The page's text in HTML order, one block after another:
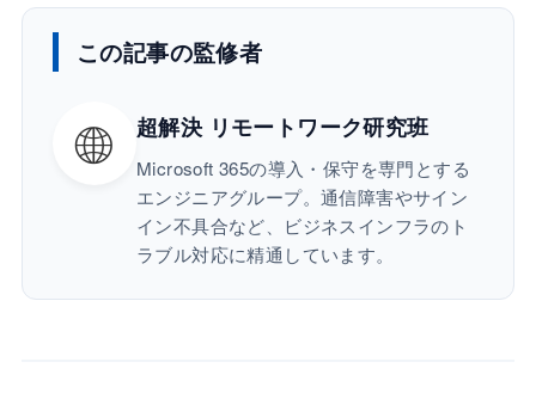
この記事の監修者
🌐 超解決 リモートワーク研究班
Microsoft 365の導入・保守を専門とする
エンジニアグループ。通信障害やサイン
イン不具合など、ビジネスインフラのト
ラブル対応に精通しています。